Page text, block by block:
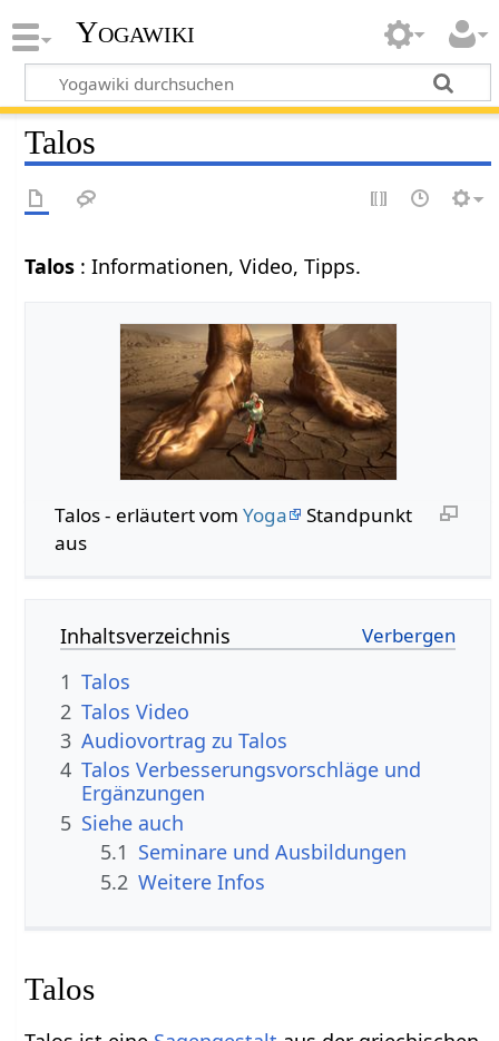
Yogawiki
Talos
Talos : Informationen, Video, Tipps.
Talos - erläutert vom Yoga
Standpunkt
aus
Inhaltsverzeichnis
1 Talos
2 Talos Video
3 Audiovortrag zu Talos
4 Talos Verbesserungsvorschläge und
Ergänzungen
5 Siehe auch
5.1 Seminare und Ausbildungen
5.2 Weitere Infos
Talos